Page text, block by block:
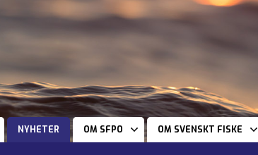
NYHETER OM SFPO OM SVENSKT FISKE